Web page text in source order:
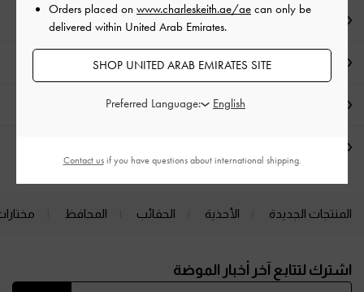
ملاحظات المحرر
تفاصيل المنتج وتعليمات العناية
العروض الحصرية
المنتجات الجديدة الأحذية الحقائب المحافظ
اشترك لتتابع آخر أخبار الموضة
Orders placed on www.charleskeith.ae/ae can only be
delivered within United Arab Emirates.
SHOP UNITED ARAB EMIRATES SITE
Preferred Language:
Contact usif you have questions about international shipping.